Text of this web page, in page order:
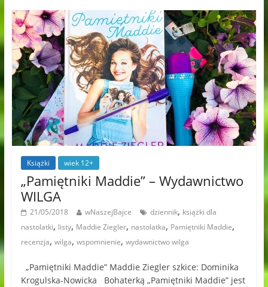
Książki wiek 12+
„Pamiętniki Maddie” – Wydawnictwo
WILGA
21/05/2018 wNaszejBajce dziennik, książki dla
nastolatki, listy, Maddie Ziegler, nastolatka, Pamiętniki Maddie,
recenzja, wilga, wspomnienie, wydawnictwo wilga
„Pamiętniki Maddie” Maddie Ziegler szkice: Dominika
Krogulska-Nowicka Bohaterką „Pamiętniki Maddie” jest